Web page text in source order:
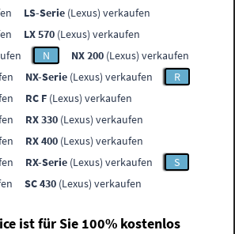
LS-Serie (Lexus) verkaufen
LX 570 (Lexus) verkaufen
N NX 200 (Lexus) verkaufen
NX-Serie (Lexus) verkaufen
R
RC F (Lexus) verkaufen
RX 330 (Lexus) verkaufen
RX 400 (Lexus) verkaufen
RX-Serie (Lexus) verkaufen
S
SC 430 (Lexus) verkaufen
ist für Sie 100% kostenlos